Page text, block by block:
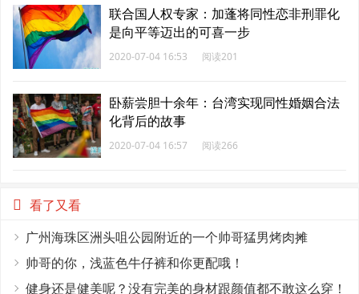
联合国人权专家：加蓬将同性恋非刑罪化
是向平等迈出的可喜一步
2020-07-04 16:53 阅读201
卧薪尝胆十余年：台湾实现同性婚姻合法
化背后的故事
2020-07-04 16:57 阅读266
看了又看
广州海珠区洲头咀公园附近的一个帅哥猛男烤肉摊
帅哥的你，浅蓝色牛仔裤和你更配哦！
健身还是健美呢？没有完美的身材跟颜值都不敢这么穿！